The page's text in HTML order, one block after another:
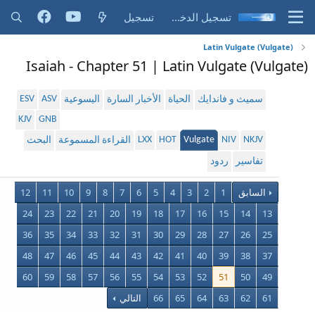
تسجيل الدخول تسجيل
Latin Vulgate (Vulgate)
Isaiah - Chapter 51 | Latin Vulgate (Vulgate)
سميث و فاندايك الحياة الأخبار السارة اليسوعية ASV
ESV
GNB
KJV
NKJV
NIV
Vulgate
HOT
LXX القراءة المسموعة
البحث
تفاسير
ردود
السابق 1
2
3
4
5
6
7
8
9
10
11
12
13
14
15
16
17
18
19
20
21
22
23
24
25
26
27
28
29
30
31
32
33
34
35
36
37
38
39
40
41
42
43
44
45
46
47
48
49
50
51
52
53
54
55
56
57
58
59
60
61
62
63
64
65
66 التالي